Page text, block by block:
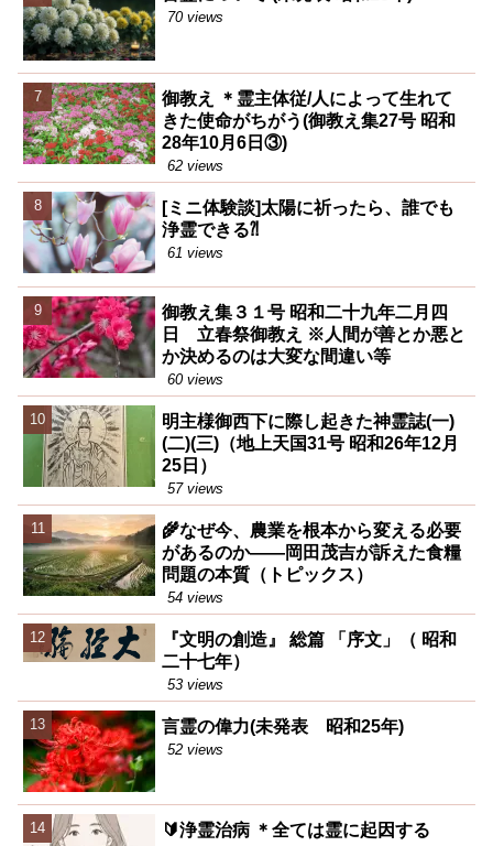
70 views
御教え ＊霊主体従/人によって生れて
きた使命がちがう(御教え集27号 昭和
28年10月6日③)
62 views
[ミニ体験談]太陽に祈ったら、誰でも
浄霊できる⁈
61 views
御教え集３１号 昭和二十九年二月四
日 立春祭御教え ※人間が善とか悪と
か決めるのは大変な間違い等
60 views
明主様御西下に際し起きた神霊誌(一)
(二)(三)（地上天国31号 昭和26年12月
25日）
57 views
🌾なぜ今、農業を根本から変える必要
があるのか――岡田茂吉が訴えた食糧
問題の本質（トピックス）
54 views
『文明の創造』 総篇 「序文」（ 昭和
二十七年）
53 views
言霊の偉力(未発表 昭和25年)
52 views
🔰浄霊治病 ＊全ては霊に起因する